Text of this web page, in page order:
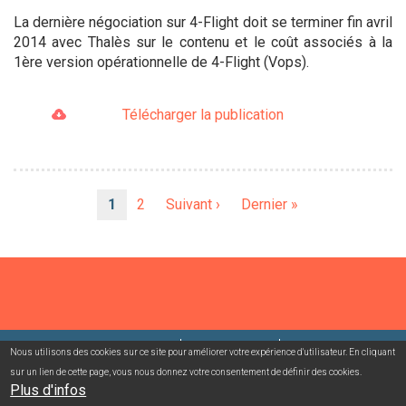
La dernière négociation sur 4-Flight doit se terminer fin avril
2014 avec Thalès sur le contenu et le coût associés à la
1ère version opérationnelle de 4-Flight (Vops).
Télécharger la publication
Page
1 Page
2
Page
Suivant ›
Dernière
Dernier »
©2026 USACcgt Mentions légales Contact
Campagnes mailing/abonnement
Nous utilisons des cookies sur ce site pour améliorer votre expérience d'utilisateur. En cliquant
sur un lien de cette page, vous nous donnez votre consentement de définir des cookies.
Plus d'infos